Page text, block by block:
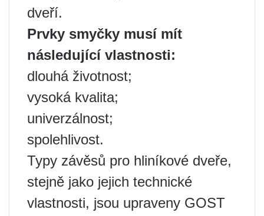
dveří.
Prvky smyčky musí mít
následující vlastnosti:
dlouhá životnost;
vysoká kvalita;
univerzálnost;
spolehlivost.
Typy závěsů pro hliníkové dveře,
stejně jako jejich technické
vlastnosti, jsou upraveny GOST